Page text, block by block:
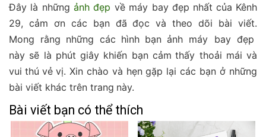
Đây là nhữngảnh đẹp về máy bay đẹp nhất của Kênh
29, cảm ơn các bạn đã đọc và theo dõi bài viết.
Mong rằng những các hình bạn ảnh máy bay đẹp
này sẽ là phút giây khiến bạn cảm thấy thoải mái và
vui thú vẻ vị. Xin chào và hẹn gặp lạicác bạnở những
bài viết khác trên trang này.
Bài viết bạn có thể thích